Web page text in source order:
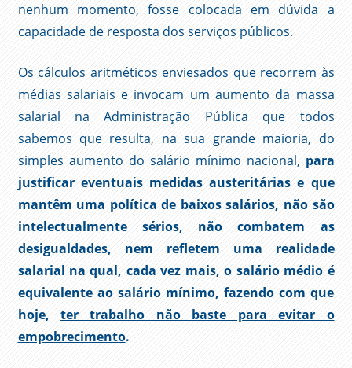
nenhum momento, fosse colocada em dúvida a
capacidade de resposta dos serviços públicos.
Os cálculos aritméticos enviesados que recorrem às
médias salariais e invocam um aumento da massa
salarial na Administração Pública que todos
sabemos que resulta, na sua grande maioria, do
simples aumento do salário mínimo nacional, para
justificar eventuais medidas austeritárias e que
mantêm uma política de baixos salários, não são
intelectualmente sérios, não combatem as
desigualdades, nem refletem uma realidade
salarial na qual, cada vez mais, o salário médio é
equivalente ao salário mínimo, fazendo com que
hoje, ter trabalho não baste para evitar o
empobrecimento.